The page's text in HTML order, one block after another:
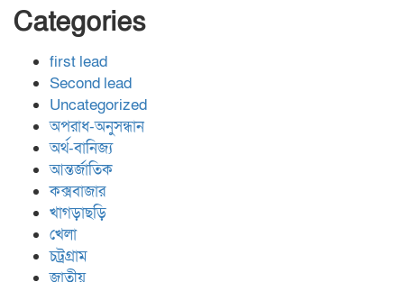
Categories
first lead
Second lead
Uncategorized
অপরাধ-অনুসন্ধান
অর্থ-বানিজ্য
আন্তর্জাতিক
কক্সবাজার
খাগড়াছড়ি
খেলা
চট্রগ্রাম